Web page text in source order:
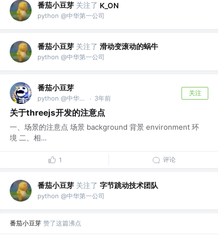
番茄小豆芽 关注了 K_ON
python @中华第一公司
番茄小豆芽 关注了 滑动变滚动的蜗牛
python @中华第一公司
番茄小豆芽
python @中华第一公司 · 3年前
关注
关于threejs开发的注意点
一、场景的注意点 场景 background 背景 environment 环
境 二、相...
1 评论
番茄小豆芽 关注了 字节跳动技术团队
python @中华第一公司
番茄小豆芽 赞了这篇沸点